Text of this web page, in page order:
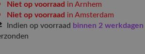
Niet op voorraad in Arnhem
Niet op voorraad in Amsterdam
Indien op voorraad binnen 2 werkdagen